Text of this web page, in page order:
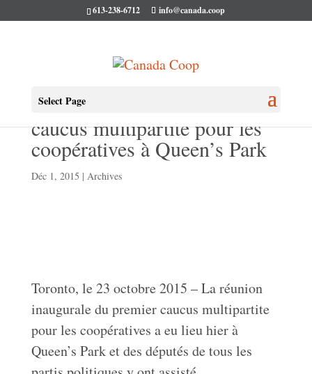
613-238-6712 info@canada.coop
Select Page
Réunion inaugurale du
caucus multipartite pour les
coopératives à Queen’s Park
Déc 1, 2015 | Archives
Toronto, le 23 octobre 2015 – La réunion
inaugurale du premier caucus multipartite
pour les coopératives a eu lieu hier à
Queen’s Park et des députés de tous les